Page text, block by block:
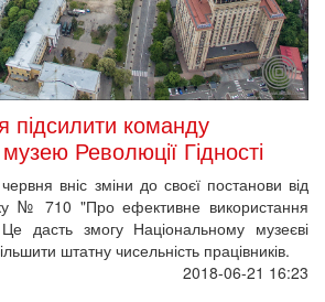
підсилити команду
Революції Гідності
червня вніс зміни до своєї постанови від
№ 710 "Про ефективне використання
дасть змогу Національному музеєві
штатну чисельність працівників.
2018-06-21 16:23